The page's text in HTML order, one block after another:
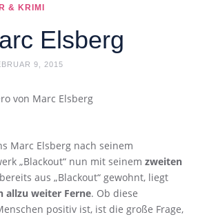
& KRIMI
Elsberg
9, 2015
Marc Elsberg nach seinem
„Blackout“ nun mit seinem zweiten
aus „Blackout“ gewohnt, liegt
allzu weiter Ferne. Ob diese
positiv ist, ist die große Frage,